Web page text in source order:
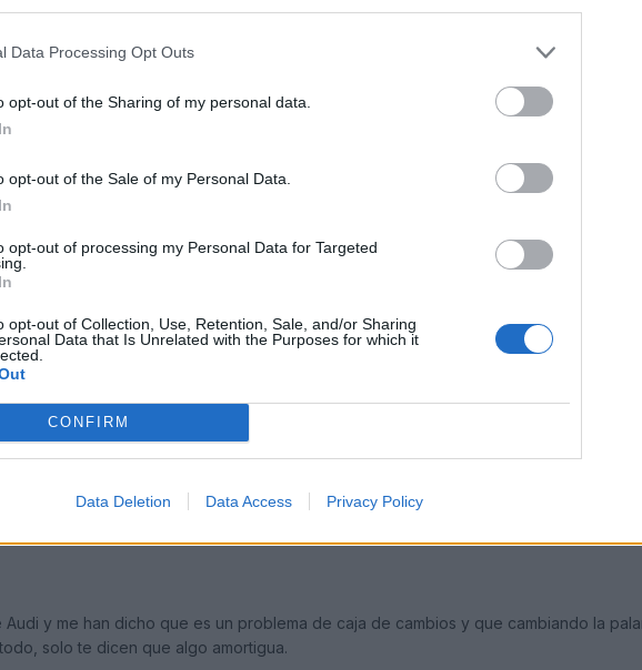
Data Processing Opt Outs
opt-out of the Sharing of my personal data.
opt-out of the Sale of my Personal Data.
opt-out of processing my Personal Data for Targeted
opt-out of Collection, Use, Retention, Sale, and/or Sharing
Data that Is Unrelated with the Purposes for which it
CONFIRM
Data Deletion Data Access Privacy Policy
lo hace, ahora mismo lo tengo en el taller para ver si pueden encontrarlo, ya os dire
haber si nos indicas q es pq yo volvi al conce y dije lo del tubito del escape a
huevos hablando en plata,........
Audi y me han dicho que es un problema de caja de cambios y que cambiando la
solo te dicen que algo amortigua.